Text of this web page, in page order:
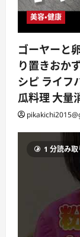
美容・健康
ゴーヤーと
り置きおか
シピ ライフ
瓜料理 大量
1 分読み取